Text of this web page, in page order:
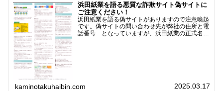
浜田紙業を語る悪質な詐欺サイト偽サイトに
ご注意ください！
浜田紙業を語る偽サイトがありますので注意喚起
です。偽サイトの問い合わせ先が弊社の住所と電
話番号 となっていますが、浜田紙業の正式名称
kaminotakuhaibin.com 2025.03.17